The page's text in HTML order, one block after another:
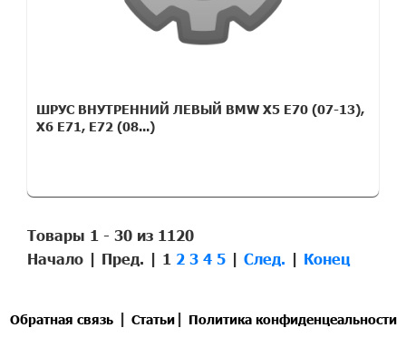
ШРУС ВНУТРЕННИЙ ЛЕВЫЙ BMW X5 E70 (07-13),
X6 E71, E72 (08...)
Товары 1 - 30 из 1120
Начало | Пред. | 1 2 3 4 5 | След. | Конец
Обратная связь| Статьи| Политика конфиденцеальности